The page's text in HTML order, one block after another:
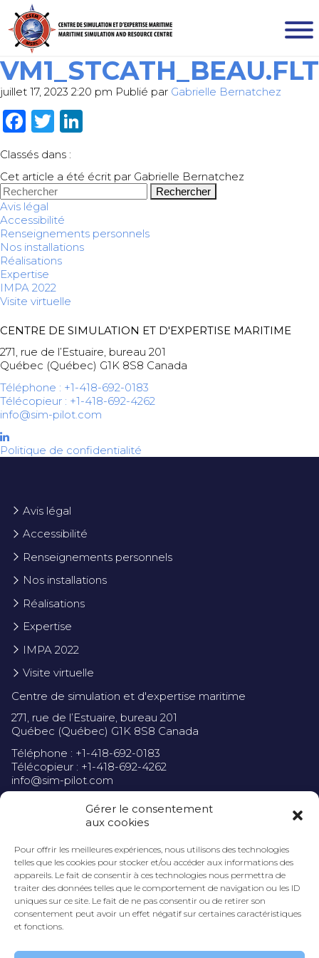
Gérer le consentement
aux cookies
Pour offrir les meilleures expériences, nous utilisons des technologies
telles que les cookies pour stocker et/ou accéder aux informations des
appareils. Le fait de consentir à ces technologies nous permettra de
traiter des données telles que le comportement de navigation ou les ID
uniques sur ce site. Le fait de ne pas consentir ou de retirer son
consentement peut avoir un effet négatif sur certaines caractéristiques
et fonctions.
VM1_STCATH_BEAU.FLT
juillet 17, 2023 2:20 pm Publié par Gabrielle Bernatchez
Facebook
Twitter
Classés dans :
Cet article a été écrit par Gabrielle Bernatchez
Rechercher
Avis légal
Accessibilité
Renseignements personnels
Nos installations
Réalisations
Expertise
IMPA 2022
Visite virtuelle
CENTRE DE SIMULATION ET D'EXPERTISE MARITIME
271, rue de l’Estuaire, bureau 201
Québec (Québec) G1K 8S8 Canada
Téléphone : +1-418-692-0183
Télécopieur : +1-418-692-4262
info@sim-pilot.com
Politique de confidentialité
Avis légal
Accessibilité
Renseignements personnels
Nos installations
Réalisations
Expertise
IMPA 2022
Visite virtuelle
Centre de simulation et d'expertise maritime
271, rue de l’Estuaire, bureau 201
Québec (Québec) G1K 8S8 Canada
Téléphone : +1-418-692-0183
Télécopieur : +1-418-692-4262
info@sim-pilot.com
Politique de confidentialité